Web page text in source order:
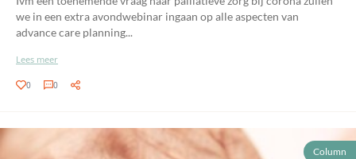
we in een extra avondwebinar ingaan op alle aspecten van
advance care planning...
Lees meer
0 0
Column